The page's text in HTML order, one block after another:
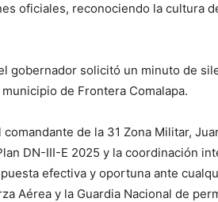
oficiales, reconociendo la cultura
gobernador solicitó un minuto de
de Frontera Comalapa.
de la 31 Zona Militar,
DN-III-E 2025 y la coordinación
efectiva y oportuna ante
Aérea y la Guardia Nacional de